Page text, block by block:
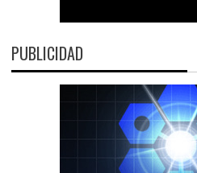
PUBLICIDAD